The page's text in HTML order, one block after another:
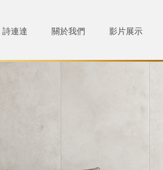
詩連達 關於我們 影片展示